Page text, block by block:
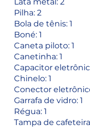
Pilha: 2
Bola de tênis: 1
Boné: 1
Caneta piloto: 1
Canetinha: 1
Capacitor
Chinelo: 1
Conector
Garrafa de vidro: 1
Régua: 1
Tampa de cafeteira